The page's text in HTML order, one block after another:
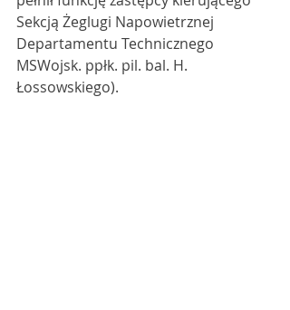
Sekcją Żeglugi Napowietrznej
Departamentu Technicznego
MSWojsk. ppłk. pil. bal. H.
Łossowskiego).